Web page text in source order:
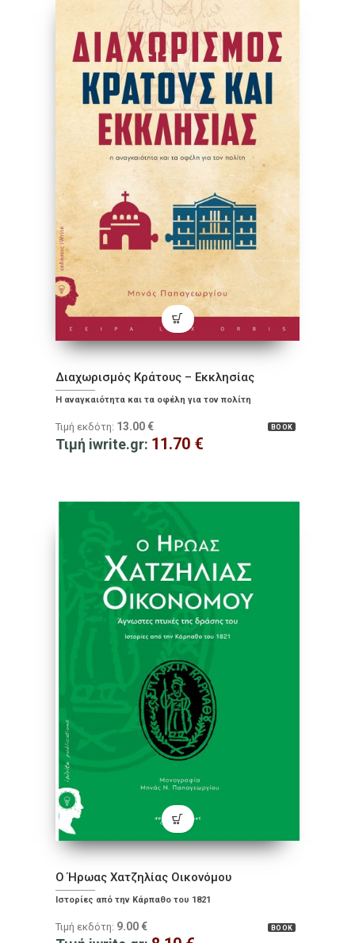
Διαχωρισμός Κράτους – Εκκλησίας
Η αναγκαιότητα και τα οφέλη για τον πολίτη
BOOK
Τιμή εκδότη: 13.00 €
Τιμή iwrite.gr: 11.70 €
Ο Ήρωας Χατζηλίας Οικονόμου
Ιστορίες από την Κάρπαθο του 1821
BOOK
Τιμή εκδότη: 9.00 €